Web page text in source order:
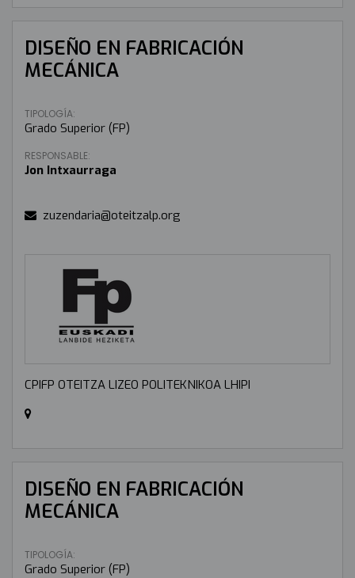
DISEÑO EN FABRICACIÓN
MECÁNICA
TIPOLOGÍA:
Grado Superior (FP)
RESPONSABLE:
Jon Intxaurraga
zuzendaria@oteitzalp.org
CPIFP OTEITZA LIZEO POLITEKNIKOA LHIPI
DISEÑO EN FABRICACIÓN
MECÁNICA
TIPOLOGÍA:
Grado Superior (FP)